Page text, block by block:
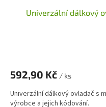
Univerzální dálkový
592,90 Kč / ks
Univerzální dálkový ovladač s
výrobce a jejich kódování.